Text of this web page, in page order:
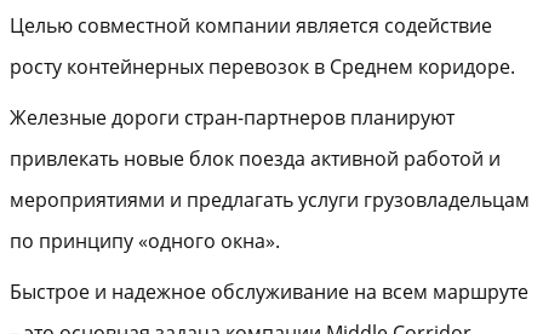
Целью совместной компании является содействие
росту контейнерных перевозок в Среднем коридоре.
Железные дороги стран-партнеров планируют
привлекать новые блок поезда активной работой и
мероприятиями и предлагать услуги грузовладельцам
по принципу «одного окна».
Быстрое и надежное обслуживание на всем маршруте